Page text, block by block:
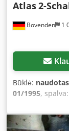
Bovenden 1
Atlas2-
Būklė: naudotas
01/1995, spalva:
Įranga:ABS,
priekabos